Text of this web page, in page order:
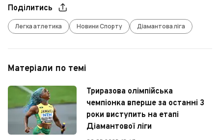
Поділитись
Легка атлетика Новини Спорту Діамантова ліга
Матеріали по темі
Триразова олімпійська
чемпіонка вперше за останні 3
роки виступить на етапі
Діамантової ліги